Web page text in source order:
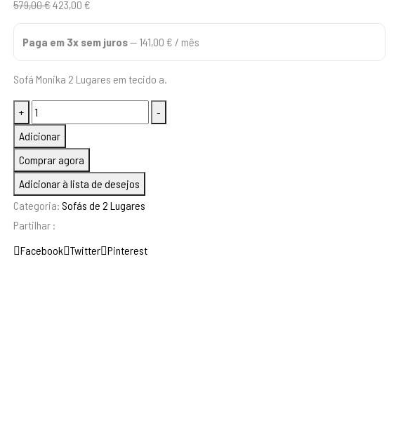
579,00€O
original
579,00 €.
423,00 €O
atual
423,00 €.
Paga em 3x sem juros— 141,00 € / mês
Sofá Monika 2 Lugares em tecido a.
+
Quantidade
de
Sofá
Monika
2
Lugares
-
Adicionar
Comprar agora
Adicionar à lista de desejos
Categoria: Sofás de 2 Lugares
Partilhar :
Facebook Twitter Pinterest